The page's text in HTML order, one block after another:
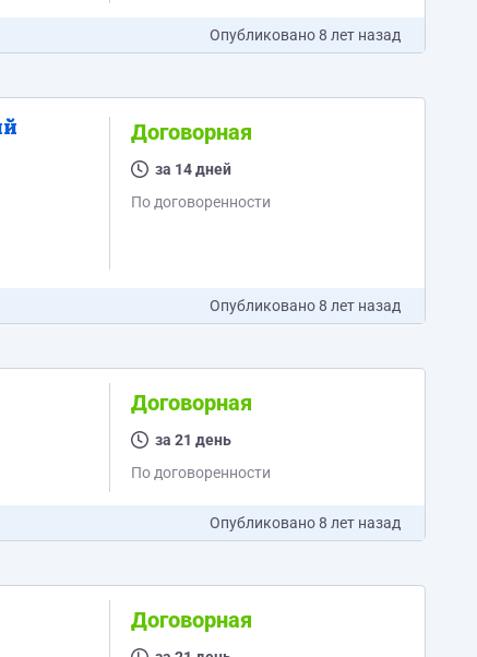
Опубликовано8 лет назад
Договорная
за 14 дней
По договоренности
Опубликовано8 лет назад
Договорная
за 21 день
По договоренности
Опубликовано8 лет назад
Договорная